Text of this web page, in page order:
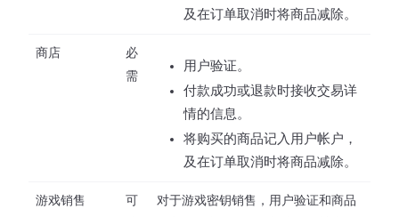
及在订单取消时将商品减除。
商店
必
需
用户验证。
付款成功或退款时接收交易详
情的信息。
将购买的商品记入用户帐户，
及在订单取消时将商品减除。
游戏销售
可
对于游戏密钥销售，用户验证和商品